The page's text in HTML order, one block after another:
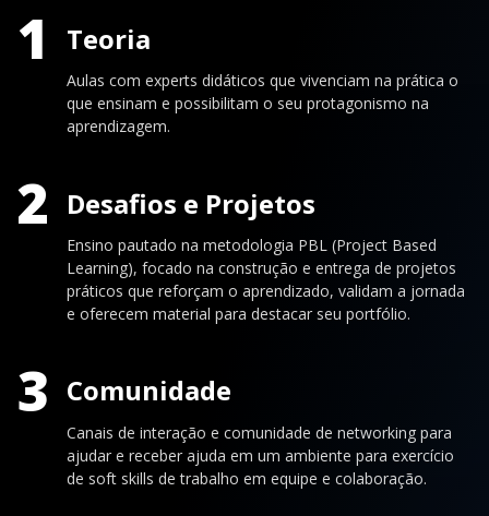
1 Teoria
Aulas com experts didáticos que vivenciam na prática o
que ensinam e possibilitam o seu protagonismo na
aprendizagem.
2 Desafios e Projetos
Ensino pautado na metodologia PBL (Project Based
Learning), focado na construção e entrega de projetos
práticos que reforçam o aprendizado, validam a jornada
e oferecem material para destacar seu portfólio.
3 Comunidade
Canais de interação e comunidade de networking para
ajudar e receber ajuda em um ambiente para exercício
de soft skills de trabalho em equipe e colaboração.